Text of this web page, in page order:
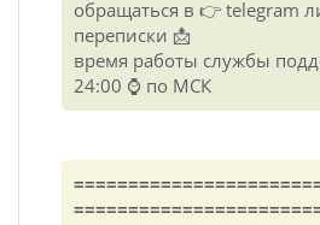
обращаться в 👉 telegram
переписки 📩
время работы службы
24:00 ⌚ по МСК